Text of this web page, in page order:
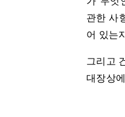
관한 사
어 있는
그리고
대장상